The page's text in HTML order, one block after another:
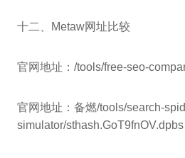
十二、Metaw网址比较
官网地址：/tools/free-seo-
官网地址：备燃/tools/search-
simulator/sthash.GoT9fnOV.dpbs